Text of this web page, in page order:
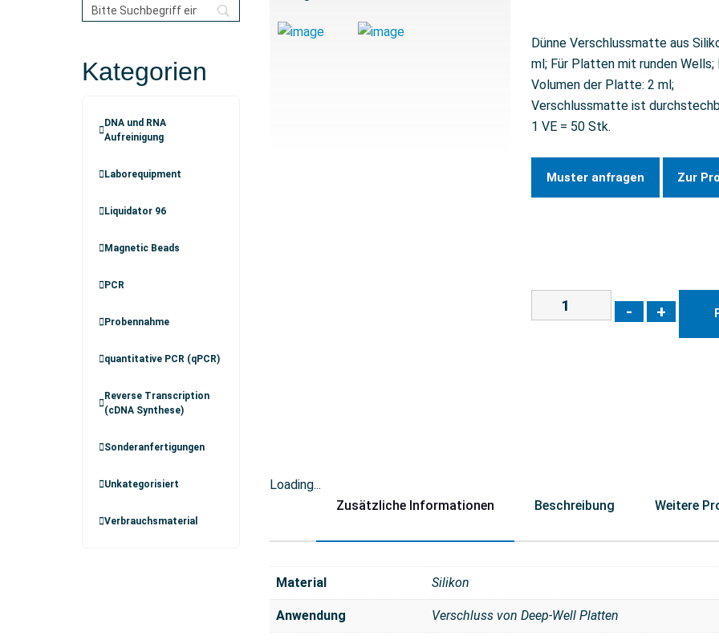
Kategorien
DNA und RNA
Aufreinigung
Laborequipment
Liquidator 96
Magnetic Beads
PCR
Probennahme
quantitative PCR (qPCR)
Reverse Transcription
(cDNA Synthese)
Sonderanfertigungen
Unkategorisiert
Verbrauchsmaterial
Dünne Verschlussmatte aus
ml; Für Platten mit runden
Volumen der Platte: 2 ml;
Verschlussmatte ist
1 VE = 50 Stk.
Muster anfragen Zur
- +
Loading...
Zusätzliche Informationen
Beschreibung Weitere
Material Silikon
Anwendung Verschluss von Deep-Well Platten